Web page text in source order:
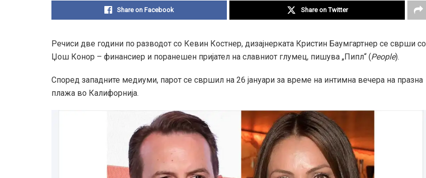
Share on Facebook Share on Twitter
Речиси две години по разводот со Кевин Костнер, дизајнерката Кристин Баумгартнер се сврши со
Џош Конор – финансиер и поранешен пријател на славниот глумец, пишува „Пипл“ (People).
Според западните медиуми, парот се свршил на 26 јануари за време на интимна вечера на празна
плажа во Калифорнија.